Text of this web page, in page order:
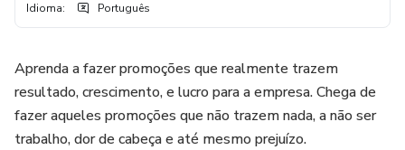
Idioma: Português
Aprenda a fazer promoções que realmente trazem
resultado, crescimento, e lucro para a empresa. Chega de
fazer aqueles promoções que não trazem nada, a não ser
trabalho, dor de cabeça e até mesmo prejuízo.